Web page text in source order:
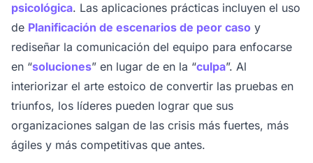
psicológica. Las aplicaciones prácticas incluyen el uso
de Planificación de escenarios de peor caso y
rediseñar la comunicación del equipo para enfocarse
en “soluciones” en lugar de en la “culpa”. Al
interiorizar el arte estoico de convertir las pruebas en
triunfos, los líderes pueden lograr que sus
organizaciones salgan de las crisis más fuertes, más
ágiles y más competitivas que antes.